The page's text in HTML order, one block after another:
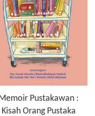
Memoir Pustakawan :
Kisah Orang Pustaka